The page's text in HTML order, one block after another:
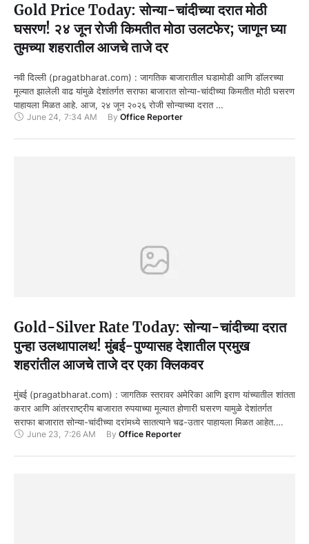
Gold Price Today: सोन्या-चांदीच्या दरात मोठी
घसरण! २४ जून रोजी किमतीत मोठा उलटफेर; जाणून घ्या
तुमच्या शहरातील आजचे ताजे दर
नवी दिल्ली (pragatbharat.com) : जागतिक बाजारातील घडामोडी आणि डॉलरच्या
मूल्यात झालेली वाढ यांमुळे देशांतर्गत सराफा बाजारात सोन्या-चांदीच्या किमतीत मोठी घसरण
पाहायला मिळत आहे. आज, २४ जून २०२६ रोजी सोन्याच्या दरात …
June 24 7:34 AM By Office Reporter
Gold-Silver Rate Today: सोन्या-चांदीच्या दरात
पुन्हा उलथापालथ! मुंबई-पुण्यासह देशातील प्रमुख
शहरांतील आजचे ताजे दर एका क्लिकवर
मुंबई (pragatbharat.com) : जागतिक स्तरावर अमेरिका आणि इराण यांच्यातील शांतता
करार आणि आंतरराष्ट्रीय बाजारात रुपयाच्या मूल्यात होणारी घसरण यामुळे देशांतर्गत
सराफा बाजारात सोन्या-चांदीच्या दरांमध्ये सातत्याने चढ-उतार पाहायला मिळत आहेत.
मंगळवार, …
June 23 7:26 AM By Office Reporter